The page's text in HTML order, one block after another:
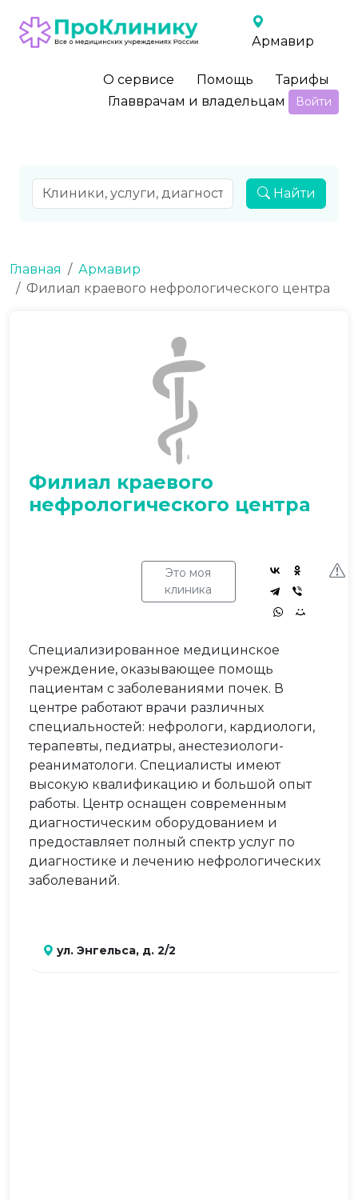
Армавир
О сервисе Помощь
Тарифы
Главврачам и владельцам
Войти
Найти
Главная
Армавир
Филиал краевого нефрологического центра
Филиал краевого
нефрологического центра
Это моя
клиника
Специализированное медицинское
учреждение, оказывающее помощь
пациентам с заболеваниями почек. В
центре работают врачи различных
специальностей: нефрологи, кардиологи,
терапевты, педиатры, анестезиологи-
реаниматологи. Специалисты имеют
высокую квалификацию и большой опыт
работы. Центр оснащен современным
диагностическим оборудованием и
предоставляет полный спектр услуг по
диагностике и лечению нефрологических
заболеваний.
ул. Энгельса, д. 2/2